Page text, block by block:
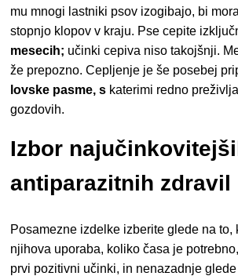
mu mnogi lastniki psov izogibajo, bi
stopnjo klopov v kraju. Pse cepite
mesecih; učinki cepiva niso takojšnji.
že prepozno. Cepljenje je še posebej
lovske pasme, s katerimi redno
gozdovih.
Izbor
antiparazitnih zdravil
Posamezne izdelke izberite glede na to,
njihova uporaba, koliko časa je
prvi pozitivni učinki, in nenazadnje